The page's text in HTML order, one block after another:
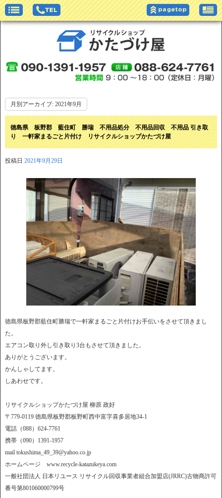
月別アーカイブ: 2021年9月
徳島県 板野郡 藍住町 勝瑞 不用品処分 不用品回収 不用品 引き取
り 一軒家まるごと片付け リサイクルショップかたづけ屋
投稿日 2021年9月29日
徳島県板野郡藍住町勝瑞で一軒家まるごと片付けお手伝いをさせて頂きまし
た。
エアコン取り外し引き取り3台もさせて頂きました。
ありがとうございます。
かんしゃしてます。
しあわせです。
リサイクルショップかたづけ屋 柳原 政好
〒779-0119 徳島県板野郡板野町西中富字喜多居地34-1
電話（088）624-7761
携帯（090）1391-1957
mail tokushima_49_39@yahoo.co.jp
ホームページ www.recycle-katazukeya.com
一般社団法人 日本リユース リサイクル回収事業者組合加盟店(JRRC)古物商許可
番号第801060000799号